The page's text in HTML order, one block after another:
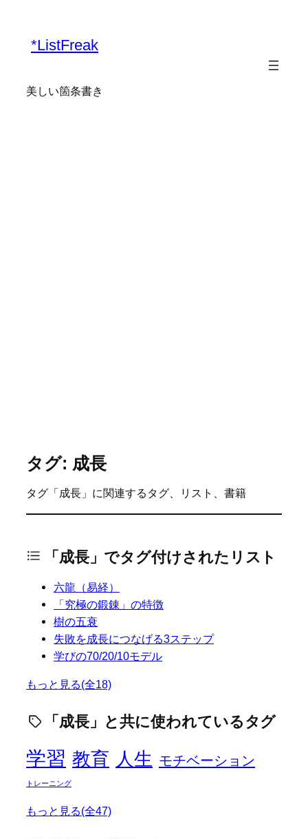
*ListFreak
美しい箇条書き
タグ: 成長
タグ「成長」に関連するタグ、リスト、書籍
「成長」でタグ付けされたリスト
六龍（易経）
「究極の鍛錬」の特徴
樹の五衰
失敗を成長につなげる3ステップ
学びの70/20/10モデル
もっと見る(全18)
「成長」と共に使われているタグ
学習 教育 人生 モチベーション
トレーニング
もっと見る(全47)